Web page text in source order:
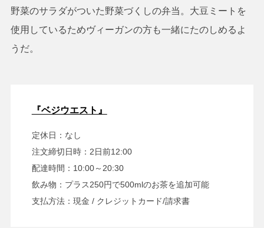
野菜のサラダがついた野菜づくしの弁当。大豆ミートを
使用しているためヴィーガンの方も一緒にたのしめるよ
うだ。
『ベジウエスト』
定休日：なし
注文締切日時：2日前12:00
配達時間：10:00～20:30
飲み物：プラス250円で500mlのお茶を追加可能
支払方法：現金 / クレジットカード/請求書